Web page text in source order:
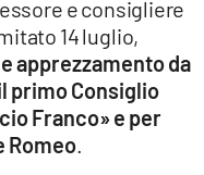
e consigliere
14 luglio,
apprezzamento da
primo Consiglio
Franco» e per
Romeo